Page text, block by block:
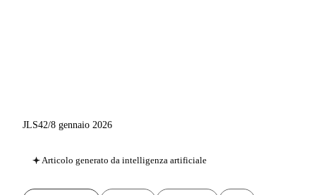
JLS42/8 gennaio 2026
Articolo generato da intelligenza artificiale